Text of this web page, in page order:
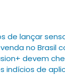
de lançar
no Brasil
devem
indícios de